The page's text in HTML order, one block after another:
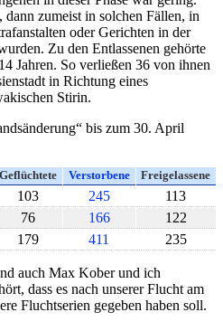
dann zumeist in solchen Fällen, in
oder Gerichten in der
Zu den Entlassenen gehörte
Jahren. So verließen 36 von ihnen
in Richtung eines
Stirin.
bis zum 30. April
Geflüchtete Verstorbene
Freigelassene
103 245 113
76 166 122
179 411 235
auch Max Kober und ich
dass es nach unserer Flucht am
Fluchtserien gegeben haben soll.